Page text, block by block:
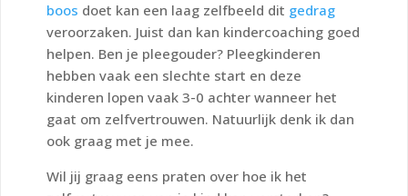
boos doet kan een laag zelfbeeld dit gedrag
veroorzaken. Juist dan kan kindercoaching goed
helpen. Ben je pleegouder? Pleegkinderen
hebben vaak een slechte start en deze
kinderen lopen vaak 3-0 achter wanneer het
gaat om zelfvertrouwen. Natuurlijk denk ik dan
ook graag met je mee.
Wil jij graag eens praten over hoe ik het